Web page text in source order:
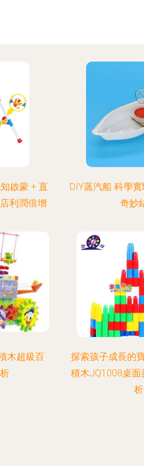
啟蒙 + 直
利潤倍增
DIY蒸汽船 科學
奇妙
木超級百
探索孩子成長的
積木JQ1008桌
析